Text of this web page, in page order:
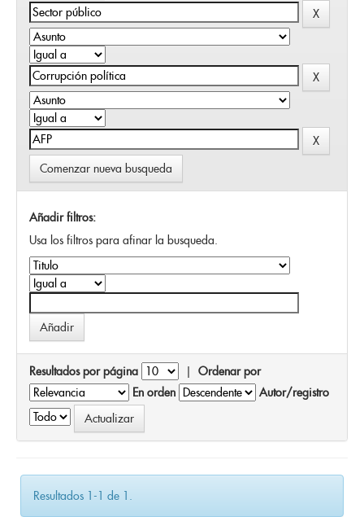
Comenzar nueva busqueda
Añadir filtros:
Usa los filtros para afinar la busqueda.
Resultados por página | Ordenar por
En orden
Autor/registro
Resultados 1-1 de 1.